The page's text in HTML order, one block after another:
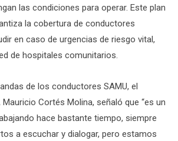
las condiciones para operar. Este plan
la cobertura de conductores
en caso de urgencias de riesgo vital,
de hospitales comunitarios.
de los conductores SAMU, el
Cortés Molina, señaló que “es un
hace bastante tiempo, siempre
a escuchar y dialogar, pero estamos